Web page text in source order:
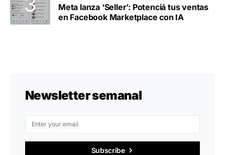
Meta lanza ‘Seller’: Potenciá tus ventas
en Facebook Marketplace con IA
Newsletter semanal
Subscribe